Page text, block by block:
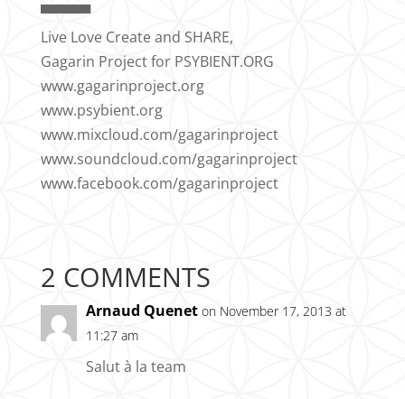
▀▀▀▀▀
Live Love Create and SHARE,
Gagarin Project for PSYBIENT.ORG
www.gagarinproject.org
www.psybient.org
www.mixcloud.com/gagarinproject
www.soundcloud.com/gagarinproject
www.facebook.com/gagarinproject
2 COMMENTS
Arnaud Quenet on November 17, 2013 at
11:27 am
Salut à la team